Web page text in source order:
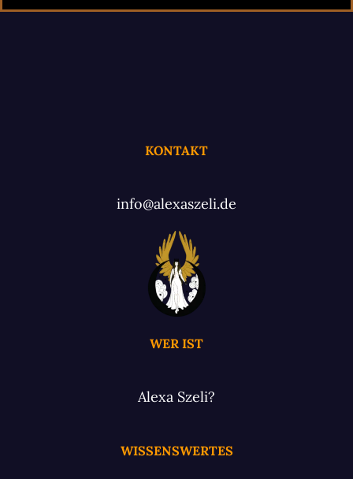
KONTAKT
info@alexaszeli.de
WER IST
Alexa Szeli?
WISSENSWERTES